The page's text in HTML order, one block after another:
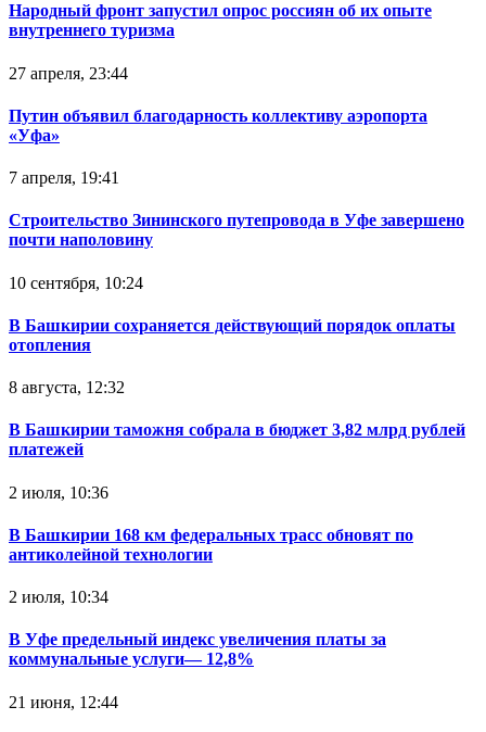
Народный фронт запустил опрос россиян об их опыте
внутреннего туризма
27 апреля, 23:44
Путин объявил благодарность коллективу аэропорта
«Уфа»
7 апреля, 19:41
Строительство Зининского путепровода в Уфе завершено
почти наполовину
10 сентября, 10:24
В Башкирии сохраняется действующий порядок оплаты
отопления
8 августа, 12:32
В Башкирии таможня собрала в бюджет 3,82 млрд рублей
платежей
2 июля, 10:36
В Башкирии 168 км федеральных трасс обновят по
антиколейной технологии
2 июля, 10:34
В Уфе предельный индекс увеличения платы за
коммунальные услуги— 12,8%
21 июня, 12:44